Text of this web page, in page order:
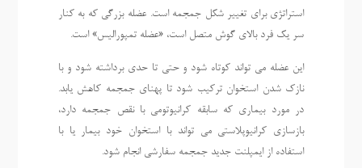
استراتژی برای تغییر شکل جمجمه است. عضله بزرگی که به کنار
سر یک فرد بالای گوش متصل است، «عضله تمپورالیس» است.
این عضله می تواند کوتاه شود و حتی تا حدی برداشته شود و با
نازک شدن استخوان ترکیب شود تا پهنای جمجمه کاهش یابد.
در مورد بیماری که سابقه کرانیوتومی با نقص جمجمه دارد،
بازسازی کرانیوپلاستی می تواند با استخوان خود بیمار یا با
استفاده از ایمپلنت جدید جمجمه سفارشی انجام شود.